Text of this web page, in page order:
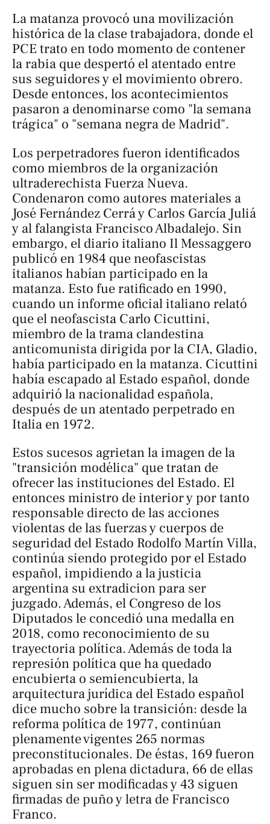
La matanza provocó una movilización
histórica de la clase trabajadora, donde el
PCE trato en todo momento de contener
la rabia que despertó el atentado entre
sus seguidores y el movimiento obrero.
Desde entonces, los acontecimientos
pasaron a denominarse como "la semana
trágica" o "semana negra de Madrid".
Los perpetradores fueron identificados
como miembros de la organización
ultraderechista Fuerza Nueva.
Condenaron como autores materiales a
José Fernández Cerrá y Carlos García Juliá
y al falangista Francisco Albadalejo. Sin
embargo, el diario italiano Il Messaggero
publicó en 1984 que neofascistas
italianos habían participado en la
matanza. Esto fue ratificado en 1990,
cuando un informe oficial italiano relató
que el neofascista Carlo Cicuttini,
miembro de la trama clandestina
anticomunista dirigida por la CIA, Gladio,
había participado en la matanza. Cicuttini
había escapado al Estado español, donde
adquirió la nacionalidad española,
después de un atentado perpetrado en
Italia en 1972.
Estos sucesos agrietan la imagen de la
"transición modélica" que tratan de
ofrecer las instituciones del Estado. El
entonces ministro de interior y por tanto
responsable directo de las acciones
violentas de las fuerzas y cuerpos de
seguridad del Estado Rodolfo Martín Villa,
continúa siendo protegido por el Estado
español, impidiendo a la justicia
argentina su extradicion para ser
juzgado. Además, el Congreso de los
Diputados le concedió una medalla en
2018, como reconocimiento de su
trayectoria política. Además de toda la
represión política que ha quedado
encubierta o semiencubierta, la
arquitectura jurídica del Estado español
dice mucho sobre la transición: desde la
reforma política de 1977, continúan
plenamente vigentes 265 normas
preconstitucionales. De éstas, 169 fueron
aprobadas en plena dictadura, 66 de ellas
siguen sin ser modificadas y 43 siguen
firmadas de puño y letra de Francisco
Franco.